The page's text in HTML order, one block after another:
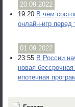
20.09.2022
19:20 В чём
онлайн-игр
01.09.2022
23:55 В России
новая
ипотечная